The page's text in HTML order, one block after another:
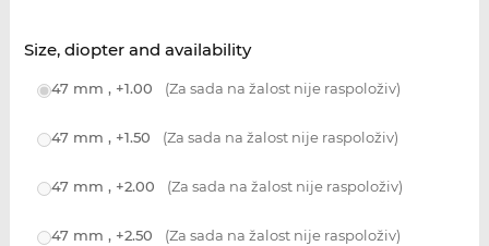
Size, diopter and availability
47 mm , +1.00 (Za sada na žalost nije raspoloživ)
47 mm , +1.50 (Za sada na žalost nije raspoloživ)
47 mm , +2.00 (Za sada na žalost nije raspoloživ)
47 mm , +2.50 (Za sada na žalost nije raspoloživ)